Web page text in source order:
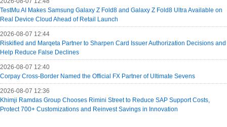
TestMu AI Makes Samsung Galaxy Z Fold8 and Galaxy Z Fold8 Ultra Available on
Real Device Cloud Ahead of Retail Launch
2026-08-07 12:44
Riskified and Marqeta Partner to Sharpen Card Issuer Authorization Decisions and
Help Reduce False Declines
2026-08-07 12:40
Corpay Cross-Border Named the Official FX Partner of Ultimate Sevens
2026-08-07 12:36
Khimji Ramdas Group Chooses Rimini Street to Reduce SAP Support Costs,
Protect 700+ Customizations and Reinvest Savings in Innovation